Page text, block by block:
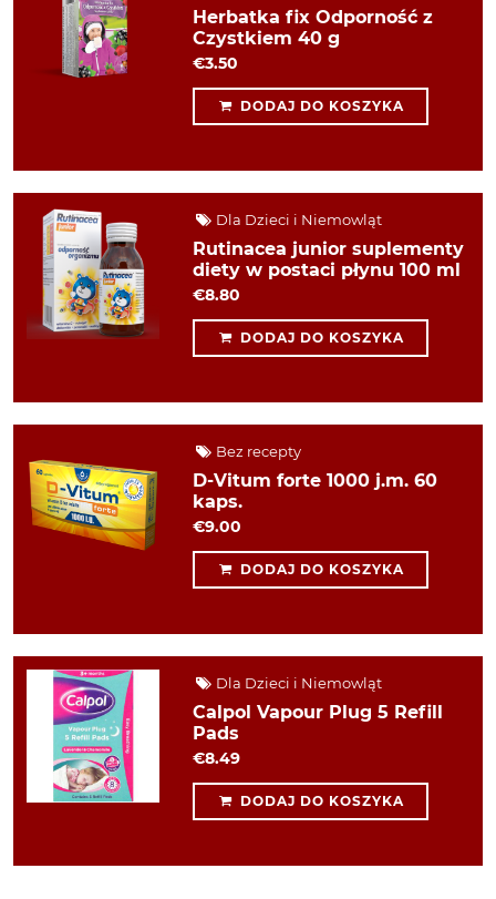
Herbatka fix Odporność z
Czystkiem 40 g
€3.50
DODAJ DO KOSZYKA
Dla Dzieci i Niemowląt
Rutinacea junior suplementy
diety w postaci płynu 100 ml
€8.80
DODAJ DO KOSZYKA
Bez recepty
D-Vitum forte 1000 j.m. 60
kaps.
€9.00
DODAJ DO KOSZYKA
Dla Dzieci i Niemowląt
Calpol Vapour Plug 5 Refill
Pads
€8.49
DODAJ DO KOSZYKA